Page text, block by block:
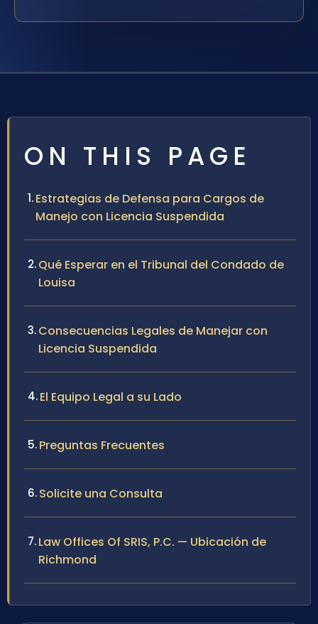
ON THIS PAGE
Estrategias de Defensa para Cargos de
Manejo con Licencia Suspendida
Qué Esperar en el Tribunal del Condado de
Louisa
Consecuencias Legales de Manejar con
Licencia Suspendida
El Equipo Legal a su Lado
Preguntas Frecuentes
Solicite una Consulta
Law Offices Of SRIS, P.C. — Ubicación de
Richmond